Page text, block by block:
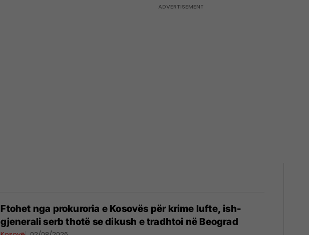
Ftohet nga prokuroria e Kosovës për krime lufte, ish-
gjenerali serb thotë se dikush e tradhtoi në Beograd